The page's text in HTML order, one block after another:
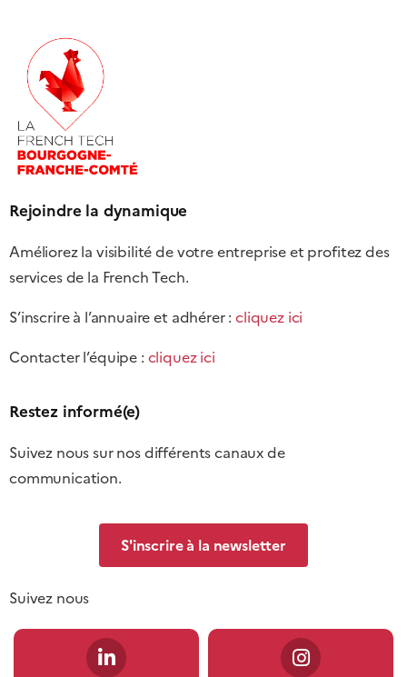
Rejoindre la dynamique
Améliorez la visibilité de votre entreprise et profitez des
services de la French Tech.
S’inscrire à l’annuaire et adhérer :cliquez ici
Contacter l’équipe : cliquez ici
Restez informé(e)
Suivez nous sur nos différents canaux de
communication.
S'inscrire à la newsletter
Suivez nous